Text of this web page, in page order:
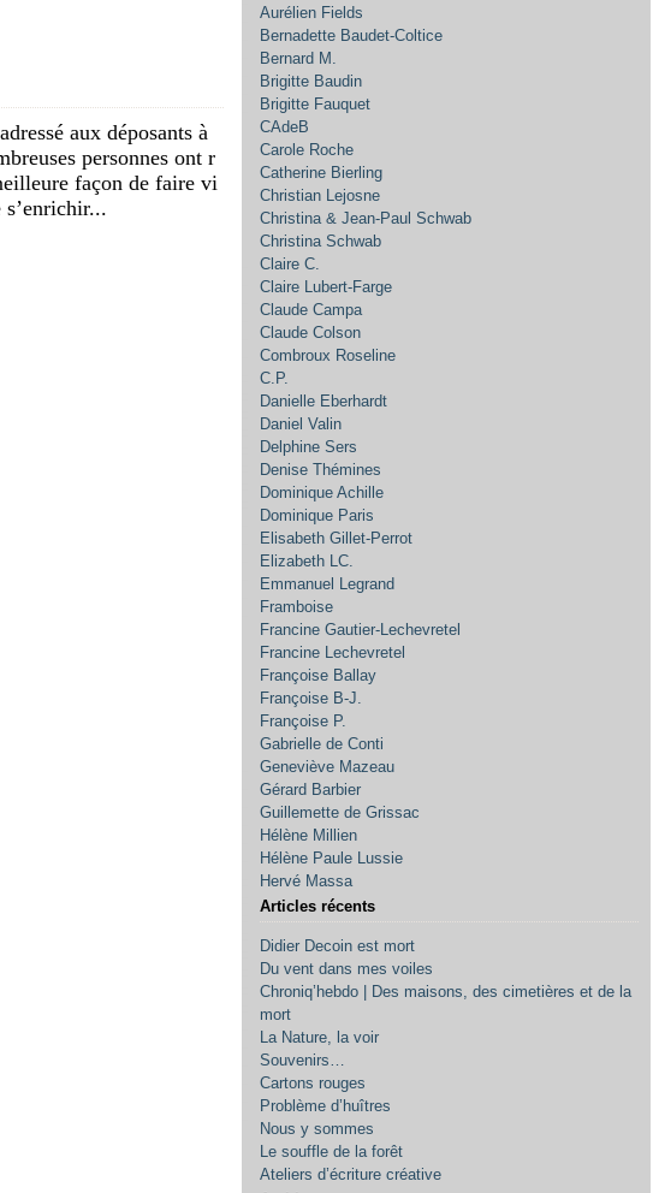
aux déposants à
personnes ont r
façon de faire vi
s’enrichir...
Aurélien Fields
Bernadette Baudet-Coltice
Bernard M.
Brigitte Baudin
Brigitte Fauquet
CAdeB
Carole Roche
Catherine Bierling
Christian Lejosne
Christina & Jean-Paul Schwab
Christina Schwab
Claire C.
Claire Lubert-Farge
Claude Campa
Claude Colson
Combroux Roseline
C.P.
Danielle Eberhardt
Daniel Valin
Delphine Sers
Denise Thémines
Dominique Achille
Dominique Paris
Elisabeth Gillet-Perrot
Elizabeth LC.
Emmanuel Legrand
Framboise
Francine Gautier-Lechevretel
Francine Lechevretel
Françoise Ballay
Françoise B-J.
Françoise P.
Gabrielle de Conti
Geneviève Mazeau
Gérard Barbier
Guillemette de Grissac
Hélène Millien
Hélène Paule Lussie
Hervé Massa
Articles récents
Didier Decoin est mort
Du vent dans mes voiles
Chroniq’hebdo | Des maisons, des cimetières et de la
mort
La Nature, la voir
Souvenirs…
Cartons rouges
Problème d’huîtres
Nous y sommes
Le souffle de la forêt
Ateliers d’écriture créative